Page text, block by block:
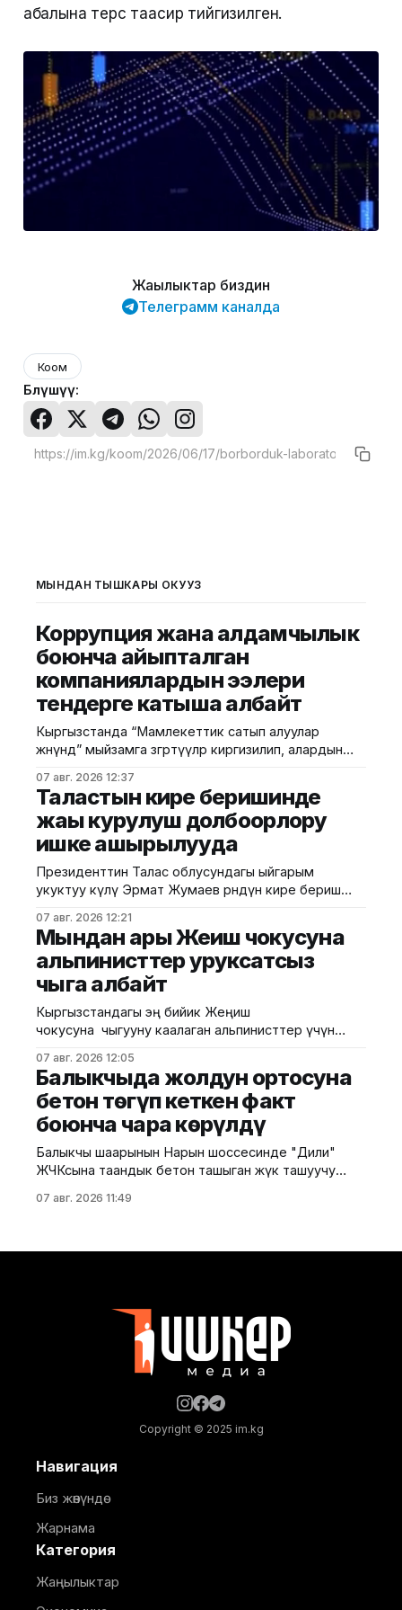
абалына терс таасир тийгизилген.
Жаңылыктар биздин
Телеграмм каналда
Коом
Бөлүшүү:
МЫНДАН ТЫШКАРЫ ОКУҢУЗ
Коррупция жана алдамчылык
боюнча айыпталган
компаниялардын ээлери
тендерге катыша албайт
Кыргызстанда “Мамлекеттик сатып алуулар
жөнүндө” мыйзамга өзгөртүүлөр киргизилип, алардын
күчүнө кирет. Жаңы эрежелерге ылайык,
мамлекеттик сатып алуулардын ыкмасы үчөө гана
болот: ачык тендер, баа сунуштарын суроо жана
бир булактан сатып алуу. Мыйзам коррупцияга
каршы талаптарды да күчөтөт. Коррупция жана
алдамчылык үчүн соттолгон компаниялар
07 авг. 2026 12:37
Таластын кире беришинде
жаңы курулуш долбоорлору
ишке ашырылууда
Президенттин Талас облусундагы ыйгарым
укуктуу өкүлү Эрмат Жумаев өрөөндүн кире бериш
менен таанышты. Бул тууралуу аймактык
өкүлчүлүктөн билдиришти. Маалыматка ылайык, ал
туристтер жана меймандар үчүн курулуп жаткан
"рест-поинттин" курулушу, арканы жаңылоо жана
чыкты. Жаңы курулуп жаткан эс
07 авг. 2026 12:21
Мындан ары Жеңиш чокусуна
альпинисттер уруксатсыз
чыга албайт
Кыргызстандагы эң бийик Жеңиш
чокусуна чыгууну каалаган альпинисттер үчүн
тууралуу Туризмди өнүктүрүү боюнча мамлекеттик
агенттик билдирди. Жаңы тартипке ылайык, эми ар
бир альпинист чокуга чыгуудан мурда расмий
уруксат алышы керек. Алгач мындай уруксаттар
жогорку даярдыктагы 20га жакын альпинистке
берилери пландалууда. Бул чечим 2025-жылы
Жеңиш
07 авг. 2026 12:05
Балыкчыда жолдун ортосуна
бетон төгүп кеткен факт
боюнча чара көрүлдү
Балыкчы шаарынын Нарын шоссесинде "Дили"
ЖЧКсына таандык бетон ташыган жүк ташуучу
кеткен. Бул тууралуу калаа мэриясынын басма сөз
07 авг. 2026 11:49
Copyright © 2025 im.kg
Навигация
Биз жөнүндө
Жарнама
Категория
Жаңылыктар